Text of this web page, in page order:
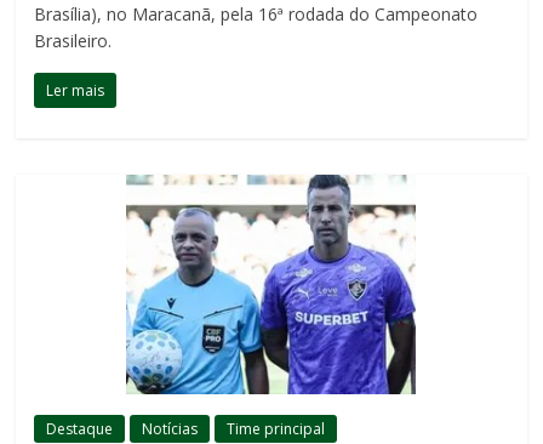
Brasília), no Maracanã, pela 16ª rodada do Campeonato
Brasileiro.
Ler mais
Destaque Notícias Time principal